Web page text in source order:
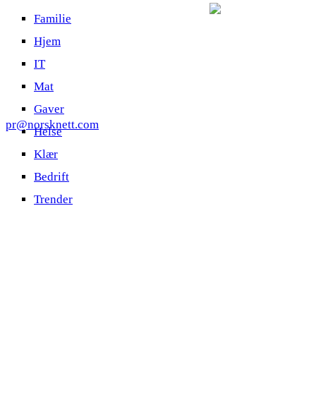
Familie
Hjem
IT
Mat
Gaver
Helse
Klær
Bedrift
Trender
pr@norsknett.com